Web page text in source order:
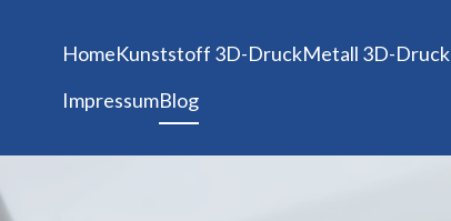
HomeKunststoff 3D-DruckMetall 3D-Druck
ImpressumBlog